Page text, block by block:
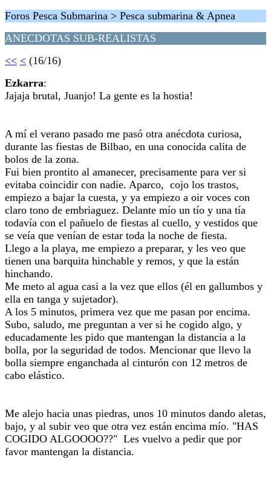
Foros Pesca Submarina > Pesca submarina & Apnea
ANECDOTAS SUB-REALISTAS
<< < (16/16)
Ezkarra:
Jajaja brutal, Juanjo! La gente es la hostia!
A mí el verano pasado me pasó otra anécdota curiosa,
durante las fiestas de Bilbao, en una conocida calita de
bolos de la zona.
Fui bien prontito al amanecer, precisamente para ver si
evitaba coincidir con nadie. Aparco, cojo los trastos,
empiezo a bajar la cuesta, y ya empiezo a oir voces con
claro tono de embriaguez. Delante mío un tío y una tía
todavía con el pañuelo de fiestas al cuello, y vestidos que
se veía que venían de estar toda la noche de fiesta.
Llego a la playa, me empiezo a preparar, y les veo que
tienen una barquita hinchable y remos, y que la están
hinchando.
Me meto al agua casi a la vez que ellos (él en gallumbos y
ella en tanga y sujetador).
A los 5 minutos, primera vez que me pasan por encima.
Subo, saludo, me preguntan a ver si he cogido algo, y
educadamente les pido que mantengan la distancia a la
bolla, por la seguridad de todos. Mencionar que llevo la
bolla siempre enganchada al cinturón con 12 metros de
cabo elástico.
Me alejo hacia unas piedras, unos 10 minutos dando aletas,
bajo, y al subir veo que otra vez están encima mío. "HAS
COGIDO ALGOOOO??" Les vuelvo a pedir que por
favor mantengan la distancia.